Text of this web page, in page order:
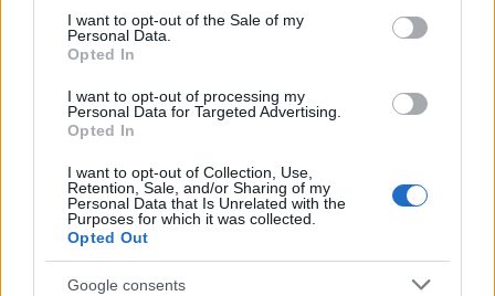
consent section.
I want to opt-out of the Sale of my
Personal Data.
Opted In
I want to opt-out of processing my
Personal Data for Targeted Advertising.
Opted In
I want to opt-out of Collection, Use,
Retention, Sale, and/or Sharing of my
Personal Data that Is Unrelated with the
Purposes for which it was collected.
Opted Out
Google consents
Ötven százalékkal magasabb összegben
vehetik igénybe a családok 2025. július 1-
jétől a családi kedvezményt. Az emelés
automatikus, teendőjük csak azoknak van,
akik az adóelőleg-nyilatkozatban
összegszerűen, és nem a gyermekek száma